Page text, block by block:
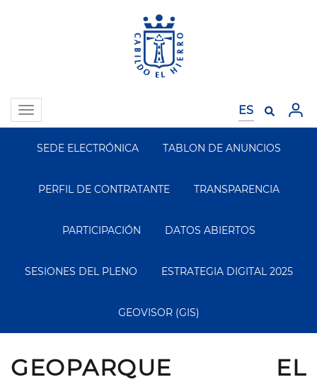
Toggle
navigation
Segundo
Menu
SEDE ELECTRÓNICA TABLON DE ANUNCIOS
PERFIL DE CONTRATANTE TRANSPARENCIA
PARTICIPACIÓN DATOS ABIERTOS
SESIONES DEL PLENO ESTRATEGIA DIGITAL 2025
GEOVISOR (GIS)
GEOPARQUE EL